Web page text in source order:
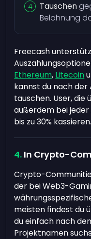
Tauschen
Belohnung
Freecash
Ethereum, Litecoin
kannst du nach der
tauschen. User, die
außerdem bei jeder
bis zu 30% kassieren.
In Crypto-
Crypto-
der bei Web3-
meisten findest du
du einfach nach
Projektnamen